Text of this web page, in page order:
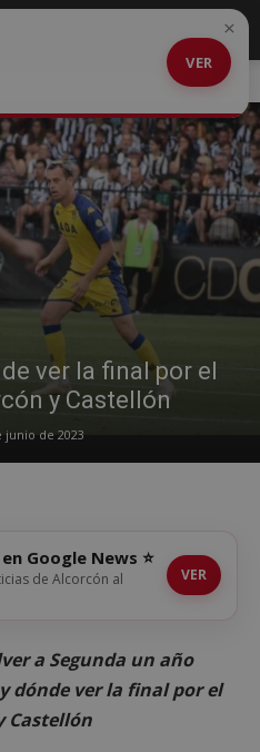
ver la final por el
y Castellón
junio de 2023
VER
×
en Google News ⭐
de Alcorcón al
VER
a Segunda un año
dónde ver la final por el
Castellón